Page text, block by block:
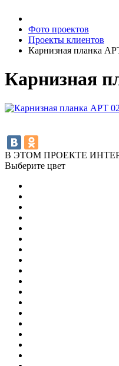
Фото проектов
Проекты клиентов
Карнизная планка
Карнизная
В ЭТОМ ПРОЕКТЕ
Выберите цвет